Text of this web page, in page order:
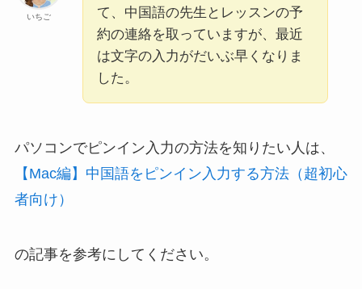
いちご
て、中国語の先生とレッスンの予
約の連絡を取っていますが、最近
は文字の入力がだいぶ早くなりま
した。
パソコンでピンイン入力の方法を知りたい人は、
【Mac編】中国語をピンイン入力する方法（超初心
者向け）
の記事を参考にしてください。